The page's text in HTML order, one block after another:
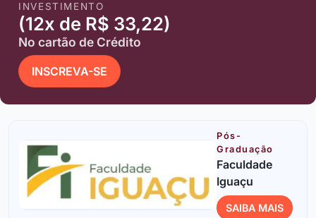
INVESTIMENTO
(12x de R$ 33,22)
No cartão de Crédito
INSCREVA-SE
Pós-
Graduação
Faculdade
Iguaçu
SAIBA MAIS